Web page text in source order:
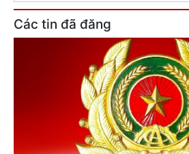
Các tin đã đăng